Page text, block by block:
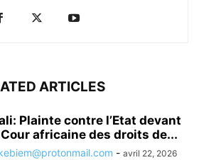
ARTICLES
Plainte contre l’Etat devant
africaine des droits de...
- avril 22, 2026